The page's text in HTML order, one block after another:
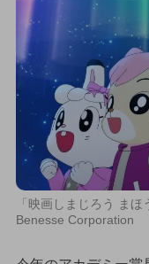
「映画しまじろう ま
Benesse Corporation